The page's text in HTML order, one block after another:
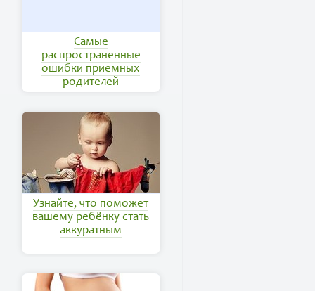
Самые
распространенные
ошибки приемных
родителей
Узнайте, что поможет
вашему ребёнку стать
аккуратным